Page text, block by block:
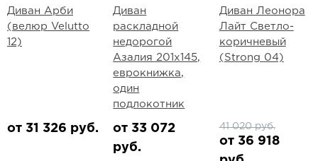
Диван Арби
(велюр Velutto
12)
от 31 326 руб.
Диван
раскладной
недорогой
Азалия 201х145,
еврокнижка,
один
подлокотник
от 33 072
руб.
Диван Леонора
Лайт Светло-
коричневый
(Strong 04)
41 020 руб.
от 36 918